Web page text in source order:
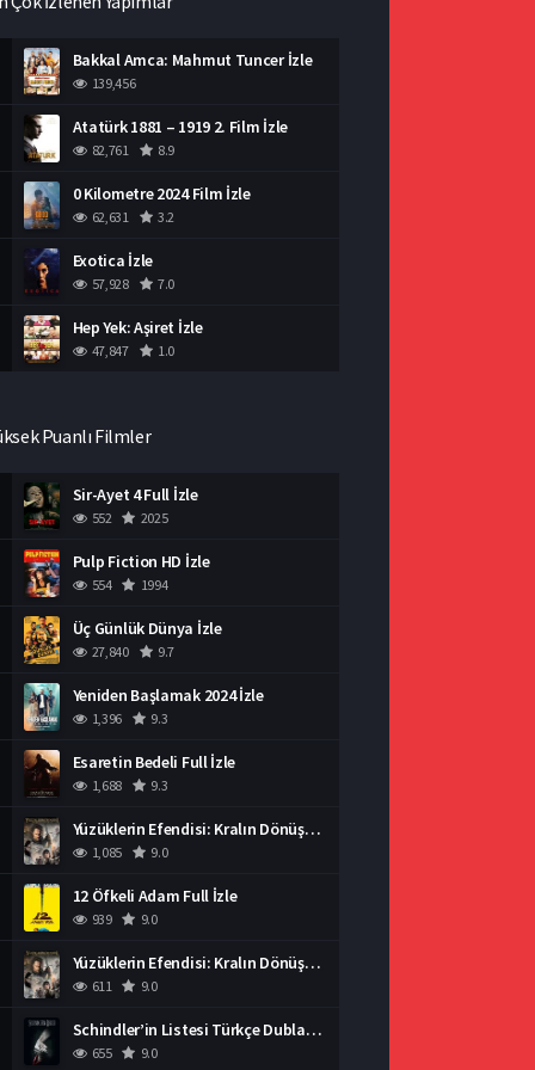
Bakkal Amca: Mahmut Tuncer İzle
139,456
Atatürk 1881 – 1919 2. Film İzle
82,761 8.9
0 Kilometre 2024 Film İzle
62,631 3.2
Exotica İzle
57,928 7.0
Hep Yek: Aşiret İzle
47,847 1.0
Puanlı Filmler
Sir-Ayet 4 Full İzle
552 2025
Pulp Fiction HD İzle
554 1994
Üç Günlük Dünya İzle
27,840 9.7
Yeniden Başlamak 2024 İzle
1,396 9.3
Esaretin Bedeli Full İzle
1,688 9.3
Yüzüklerin Efendisi: Kralın Dönüşü İzle
1,085 9.0
12 Öfkeli Adam Full İzle
939 9.0
Yüzüklerin Efendisi: Kralın Dönüşü İzle
611 9.0
Schindler’in Listesi Türkçe Dublaj İzle
655 9.0